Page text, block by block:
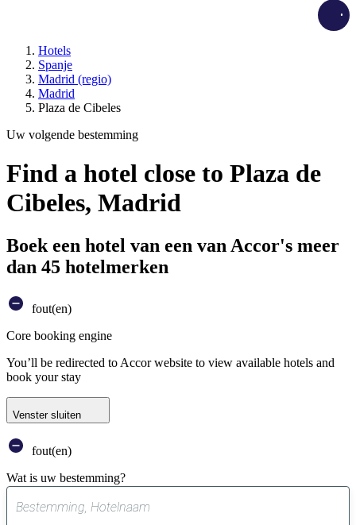
Hotels
Spanje
Madrid (regio)
Madrid
Plaza de Cibeles
Uw volgende bestemming
Find a hotel close to Plaza de
Cibeles, Madrid
Boek een hotel van een van Accor's meer
dan 45 hotelmerken
fout(en)
Core booking engine
You’ll be redirected to Accor website to view available hotels and
book your stay
Venster sluiten
fout(en)
Wat is uw bestemming?